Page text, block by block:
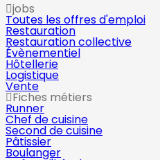
jobs
Toutes les offres d'emploi
Restauration
Restauration collective
Évènementiel
Hôtellerie
Logistique
Vente
Fiches métiers
Runner
Chef de cuisine
Second de cuisine
Pâtissier
Boulanger